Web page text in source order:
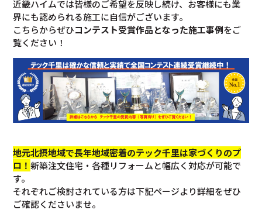
近畿ハイムでは皆様のご希望を反映し続け、お客様にも業
界にも認められる施工に自信がございます。
こちらからぜひコンテスト受賞作品となった施工事例をご
覧ください！
地元北摂地域で長年地域密着のテック千里は家づくりのプ
ロ！新築注文住宅・各種リフォームと幅広く対応が可能で
す。
それぞれご検討されている方は下記ページより詳細をぜひ
ご確認くださいませ。